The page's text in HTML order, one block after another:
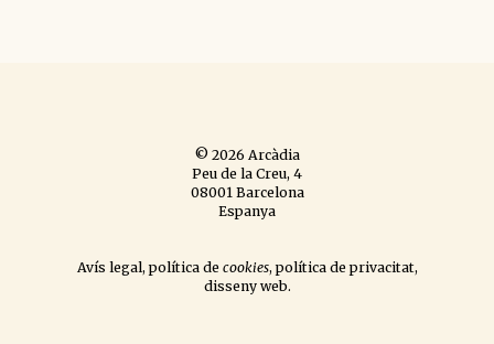
© 2026 Arcàdia
Peu de la Creu, 4
08001 Barcelona
Espanya
Avís legal,política de cookies,política de privacitat,
disseny web.